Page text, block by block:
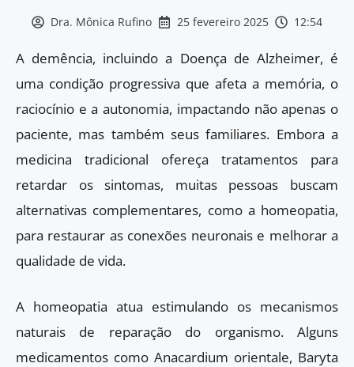
Dra. Mônica Rufino 25 fevereiro 2025 12:54
A demência, incluindo a Doença de Alzheimer, é
uma condição progressiva que afeta a memória, o
raciocínio e a autonomia, impactando não apenas o
paciente, mas também seus familiares. Embora a
medicina tradicional ofereça tratamentos para
retardar os sintomas, muitas pessoas buscam
alternativas complementares, como a homeopatia,
para restaurar as conexões neuronais e melhorar a
qualidade de vida.
A homeopatia atua estimulando os mecanismos
naturais de reparação do organismo. Alguns
medicamentos como Anacardium orientale, Baryta